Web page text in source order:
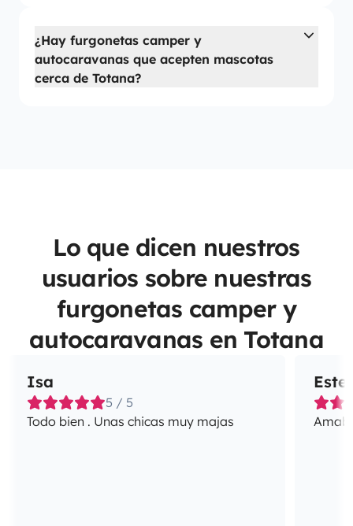
¿Hay furgonetas camper y
autocaravanas que acepten mascotas
cerca de Totana?
Lo que dicen nuestros
usuarios sobre nuestras
furgonetas camper y
autocaravanas en Totana
Isa
5 / 5
Todo bien . Unas chicas muy majas